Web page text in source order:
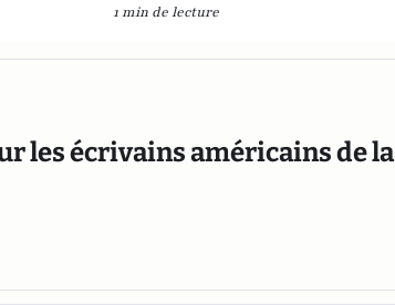
1 min de lecture
les écrivains américains de la